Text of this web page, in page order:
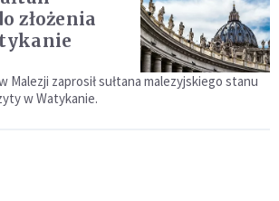
złożenia
Malezji zaprosił sułtana malezyjskiego stanu
w Watykanie.